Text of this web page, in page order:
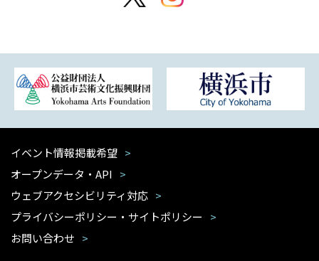
イベント情報掲載希望
オープンデータ・API
ウェブアクセシビリティ対応
プライバシーポリシー・サイトポリシー
お問い合わせ